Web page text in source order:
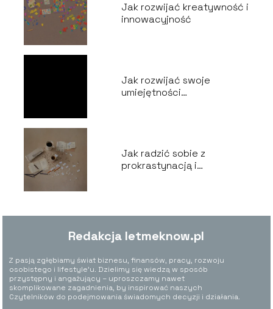
Jak rozwijać kreatywność i
innowacyjność
Jak rozwijać swoje
umiejętności
Jak radzić sobie z
prokrastynacją i
Redakcja letmeknow.pl
Z pasją zgłębiamy świat biznesu, finansów, pracy, rozwoju
osobistego i lifestyle’u. Dzielimy się wiedzą w sposób
przystępny i angażujący – uproszczamy nawet
skomplikowane zagadnienia, by inspirować naszych
Czytelników do podejmowania świadomych decyzji i działania.